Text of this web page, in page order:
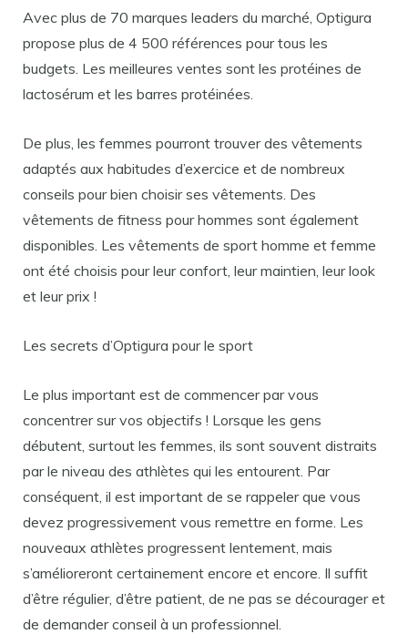
Avec plus de 70 marques leaders du marché, Optigura
propose plus de 4 500 références pour tous les
budgets. Les meilleures ventes sont les protéines de
lactosérum et les barres protéinées.
De plus, les femmes pourront trouver des vêtements
adaptés aux habitudes d’exercice et de nombreux
conseils pour bien choisir ses vêtements. Des
vêtements de fitness pour hommes sont également
disponibles. Les vêtements de sport homme et femme
ont été choisis pour leur confort, leur maintien, leur look
et leur prix !
Les secrets d’Optigura pour le sport
Le plus important est de commencer par vous
concentrer sur vos objectifs ! Lorsque les gens
débutent, surtout les femmes, ils sont souvent distraits
par le niveau des athlètes qui les entourent. Par
conséquent, il est important de se rappeler que vous
devez progressivement vous remettre en forme. Les
nouveaux athlètes progressent lentement, mais
s’amélioreront certainement encore et encore. Il suffit
d’être régulier, d’être patient, de ne pas se décourager et
de demander conseil à un professionnel.